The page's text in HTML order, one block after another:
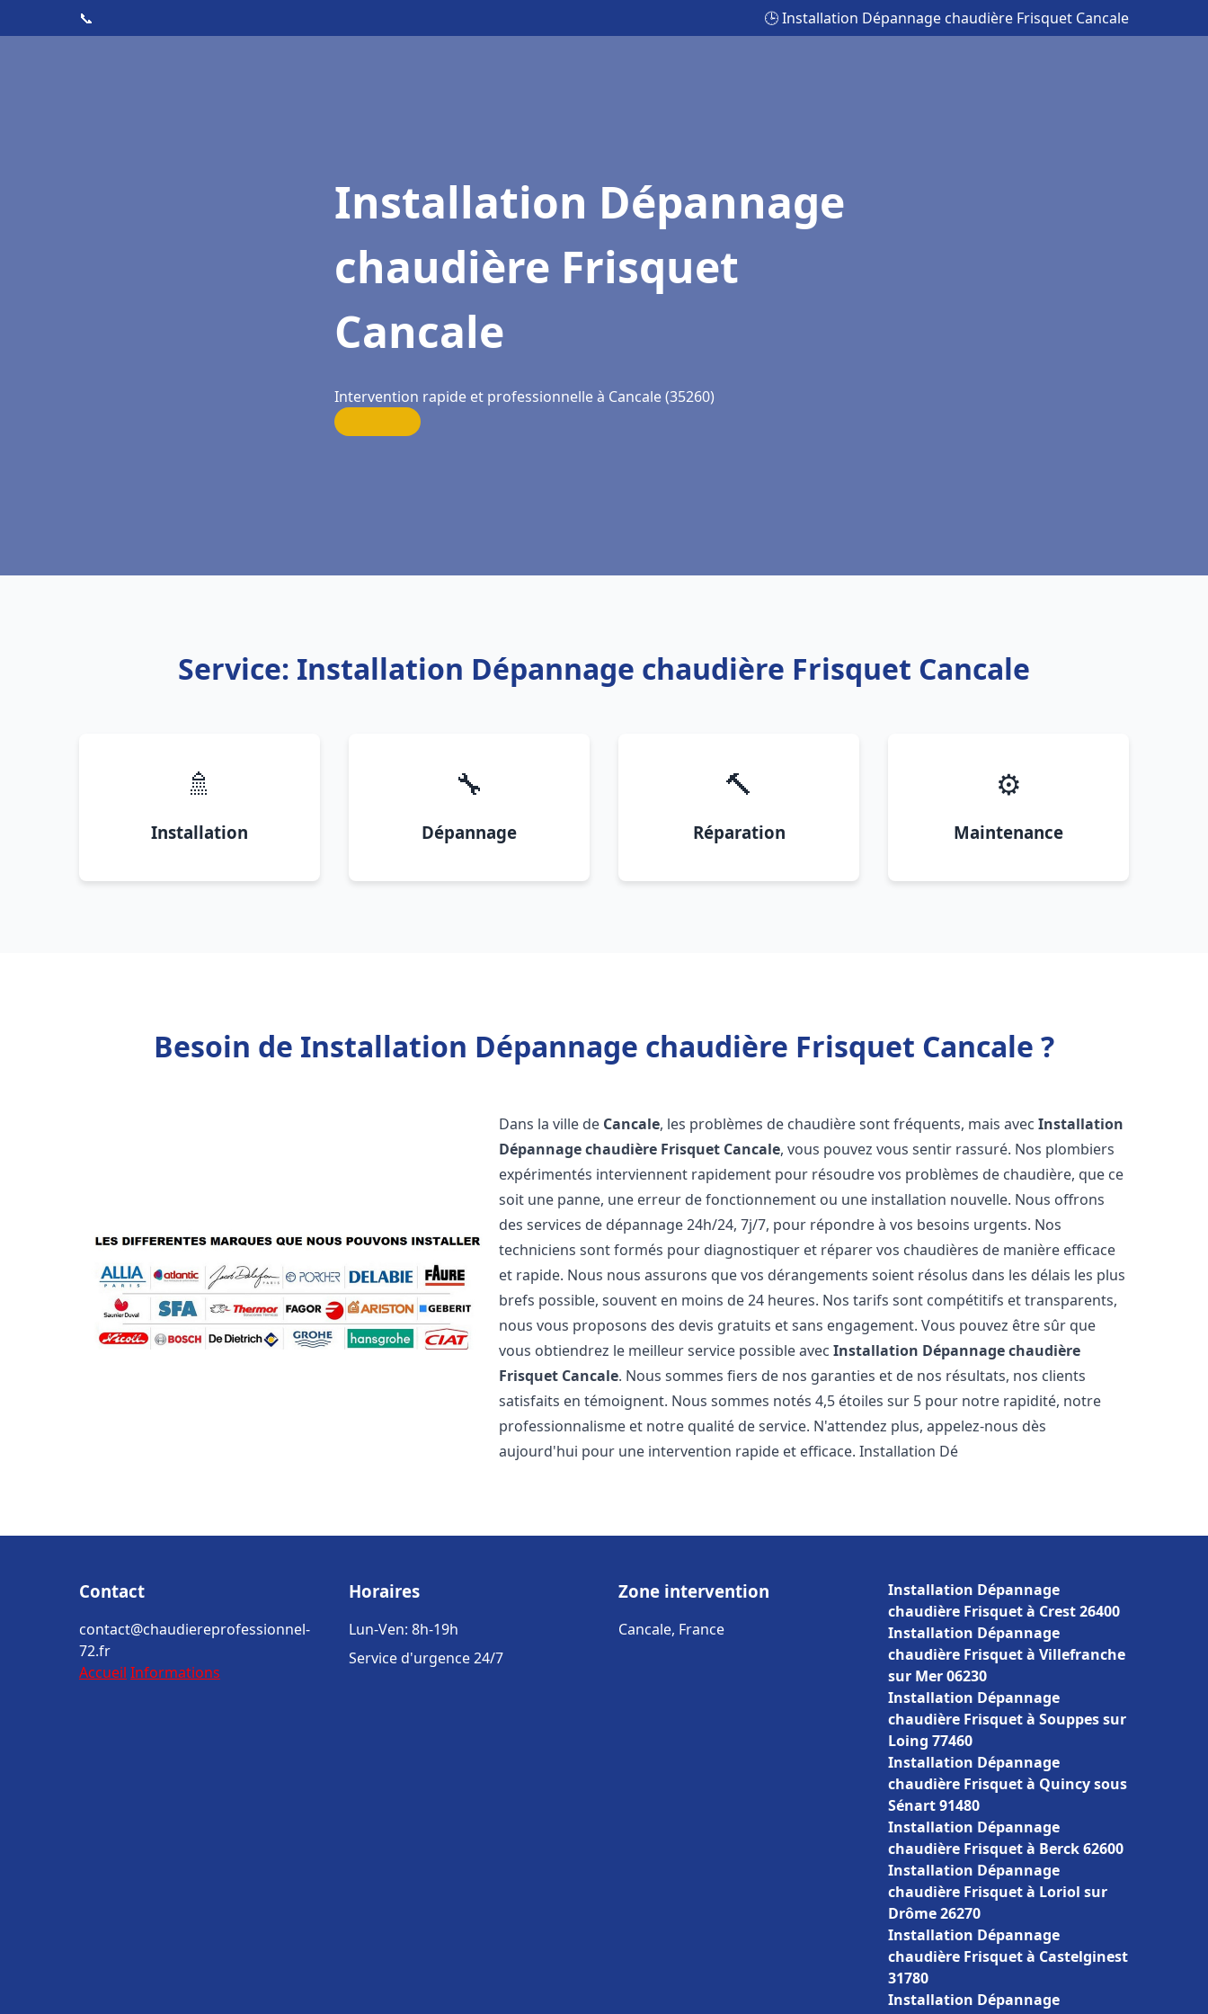
📞 🕒 Installation Dépannage chaudière Frisquet Cancale
Installation Dépannage
chaudière Frisquet
Cancale
Intervention rapide et professionnelle à Cancale (35260)
Service: Installation Dépannage chaudière Frisquet Cancale
🚿
Installation
🔧
Dépannage
🔨
Réparation
⚙️
Maintenance
Besoin de Installation Dépannage chaudière Frisquet Cancale ?
Dans la ville de Cancale, les problèmes de chaudière sont fréquents, mais avecInstallation
Dépannage chaudière Frisquet Cancale, vous pouvez vous sentir rassuré. Nos plombiers
expérimentés interviennent rapidement pour résoudre vos problèmes de chaudière, que ce
soit une panne, une erreur de fonctionnement ou une installation nouvelle. Nous offrons
des services de dépannage 24h/24, 7j/7, pour répondre à vos besoins urgents. Nos
techniciens sont formés pour diagnostiquer et réparer vos chaudières de manière efficace
et rapide. Nous nous assurons que vos dérangements soient résolus dans les délais les plus
brefs possible, souvent en moins de 24 heures. Nos tarifs sont compétitifs et transparents,
nous vous proposons des devis gratuits et sans engagement. Vous pouvez être sûr que
vous obtiendrez le meilleur service possible avecInstallation Dépannage chaudière
Frisquet Cancale. Nous sommes fiers de nos garanties et de nos résultats, nos clients
satisfaits en témoignent. Nous sommes notés 4,5 étoiles sur 5 pour notre rapidité, notre
professionnalisme et notre qualité de service. N'attendez plus, appelez-nous dès
aujourd'hui pour une intervention rapide et efficace. Installation Dé
Contact
contact@chaudiereprofessionnel-
72.fr
Accueil Informations
Horaires
Lun-Ven: 8h-19h
Service d'urgence 24/7
Zone intervention
Cancale, France
Installation Dépannage
chaudière Frisquet à Crest 26400
Installation Dépannage
chaudière Frisquet à Villefranche
sur Mer 06230
Installation Dépannage
chaudière Frisquet à Souppes sur
Loing 77460
Installation Dépannage
chaudière Frisquet à Quincy sous
Sénart 91480
Installation Dépannage
chaudière Frisquet à Berck 62600
Installation Dépannage
chaudière Frisquet à Loriol sur
Drôme 26270
Installation Dépannage
chaudière Frisquet à Castelginest
31780
Installation Dépannage